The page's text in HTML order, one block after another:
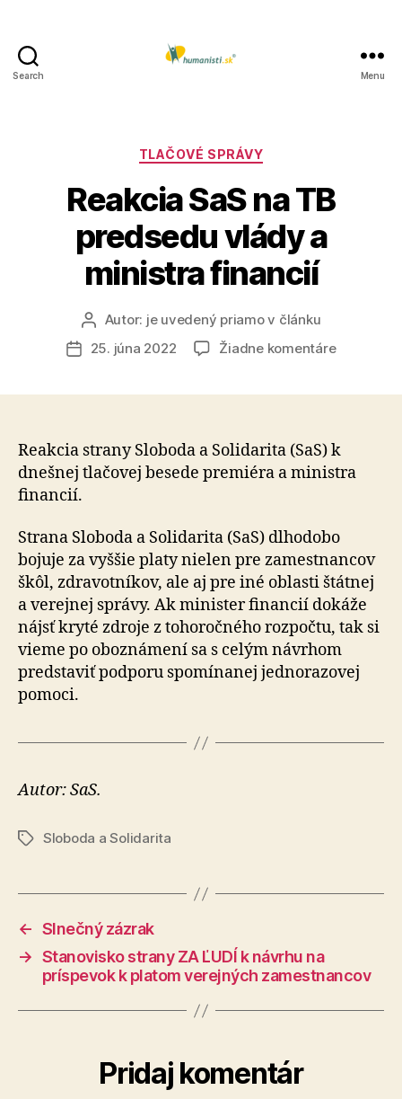
Search Menu
Kategórie
TLAČOVÉ SPRÁVY
Reakcia SaS na TB
predsedu vlády a
ministra financií
Autor
článku
Autor: je uvedený priamo v článku
Dátum25. júna 2022 Žiadne komentárena
predsedu
vlády
Reakcia strany Sloboda a Solidarita (SaS) k
dnešnej tlačovej besede premiéra a ministra
financií.
Strana Sloboda a Solidarita (SaS) dlhodobo
bojuje za vyššie platy nielen pre zamestnancov
škôl, zdravotníkov, ale aj pre iné oblasti štátnej
a verejnej správy. Ak minister financií dokáže
nájsť kryté zdroje z tohoročného rozpočtu, tak si
vieme po oboznámení sa s celým návrhom
predstaviť podporu spomínanej jednorazovej
pomoci.
Autor: SaS.
ZnačkySloboda a Solidarita
← Slnečný zázrak
→ Stanovisko strany ZA ĽUDÍ k návrhu na
príspevok k platom verejných zamestnancov
Pridaj komentár